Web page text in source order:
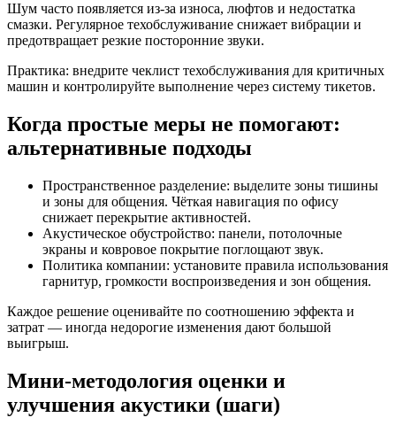
Шум часто появляется из‑за износа, люфтов и недостатка
смазки. Регулярное техобслуживание снижает вибрации и
предотвращает резкие посторонние звуки.
Практика: внедрите чеклист техобслуживания для критичных
машин и контролируйте выполнение через систему тикетов.
Когда простые меры не помогают:
альтернативные подходы
Пространственное разделение: выделите зоны тишины
и зоны для общения. Чёткая навигация по офису
снижает перекрытие активностей.
Акустическое обустройство: панели, потолочные
экраны и ковровое покрытие поглощают звук.
Политика компании: установите правила использования
гарнитур, громкости воспроизведения и зон общения.
Каждое решение оценивайте по соотношению эффекта и
затрат — иногда недорогие изменения дают большой
выигрыш.
Мини‑методология оценки и
улучшения акустики (шаги)